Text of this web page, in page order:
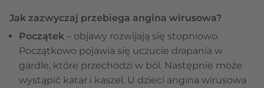
Jak zazwyczaj przebiega angina wirusowa?
Początek – objawy rozwijają się stopniowo.
Początkowo pojawia się uczucie drapania w
gardle, które przechodzi w ból. Następnie może
wystąpić katar i kaszel. U dzieci angina wirusowa